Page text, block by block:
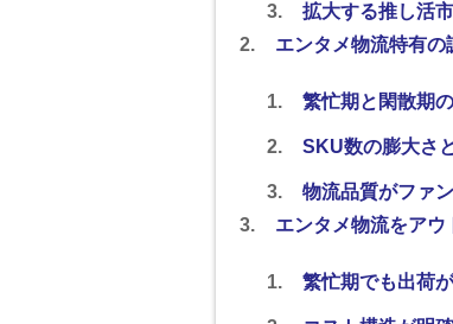
拡大する推し活
エンタメ物流特有の
繁忙期と閑散期
SKU数の膨大さ
物流品質がファ
エンタメ物流をアウ
繁忙期でも出荷